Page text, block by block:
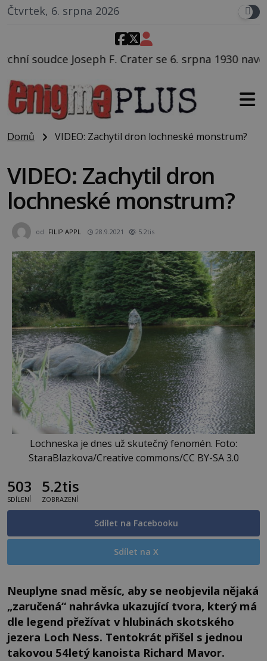
Čtvrtek, 6. srpna 2026
Crater se 6. srpna 1930 navečeří ve své
Domů VIDEO: Zachytil dron lochneské monstrum?
VIDEO: Zachytil dron
lochneské monstrum?
od FILIP APPL 28.9.2021 5.2tis
Lochneska je dnes už skutečný fenomén. Foto:
StaraBlazkova/Creative commons/CC BY-SA 3.0
503
SDÍLENÍ
5.2tis
ZOBRAZENÍ
Sdílet na Facebooku
Sdílet na X
Neuplyne snad měsíc, aby se neobjevila nějaká
„zaručená“ nahrávka ukazující tvora, který má
dle legend přežívat v hlubinách skotského
jezera Loch Ness. Tentokrát přišel s jednou
takovou 54letý kanoista Richard Mavor.